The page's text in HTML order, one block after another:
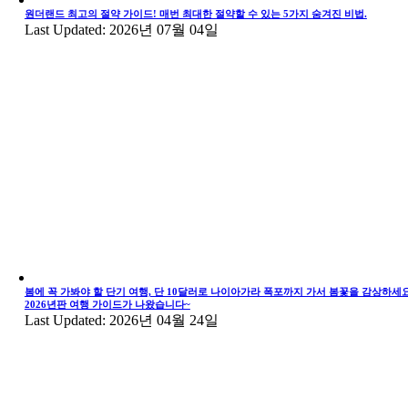
원더랜드 최고의 절약 가이드! 매번 최대한 절약할 수 있는 5가지 숨겨진 비법.
Last Updated: 2026년 07월 04일
봄에 꼭 가봐야 할 단기 여행, 단 10달러로 나이아가라 폭포까지 가서 봄꽃을 감상하세
2026년판 여행 가이드가 나왔습니다~
Last Updated: 2026년 04월 24일